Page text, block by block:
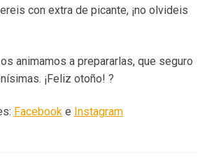
con extra de picante, ¡no olvideis
animamos a prepararlas, que seguro
¡Feliz otoño! ?
Facebooke Instagram